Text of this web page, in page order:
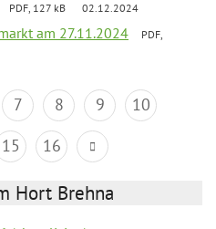
PDF, 127 kB 02.12.2024
am 27.11.2024
PDF,
7 8 9
10
15 16
Hort Brehna